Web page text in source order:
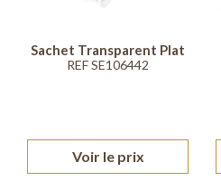
Sachet Transparent Plat
REF SE106442
Voir le prix